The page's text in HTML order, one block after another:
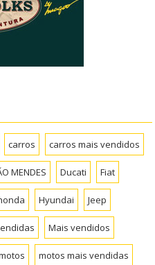
carros carros mais vendidos
MENDES Ducati Fiat
Hyundai Jeep
Mais vendidos
motos mais vendidas